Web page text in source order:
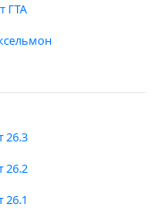
ГТА
26.3
26.2